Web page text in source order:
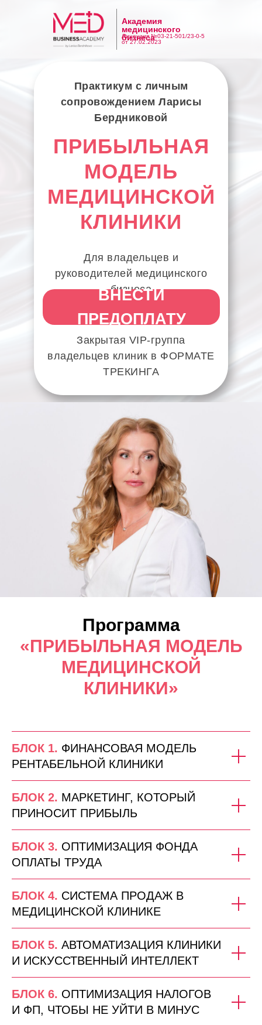
Лицензия №03-21-501/23-0-5
от 27.02.2023
Академия
медицинского
бизнеса
ПРИБЫЛЬНАЯ
МОДЕЛЬ
МЕДИЦИНСКОЙ
КЛИНИКИ
Закрытая VIP‑группа
владельцев клиник в ФОРМАТЕ
ТРЕКИНГА
Для владельцев и
руководителей медицинского
бизнеса
Практикум с личным
сопровождением Ларисы
Бердниковой
ВНЕСТИ
ПРЕДОПЛАТУ
Программа
«ПРИБЫЛЬНАЯ МОДЕЛЬ
МЕДИЦИНСКОЙ
КЛИНИКИ»
БЛОК 1. ФИНАНСОВАЯ МОДЕЛЬ
РЕНТАБЕЛЬНОЙ КЛИНИКИ
БЛОК 2. МАРКЕТИНГ, КОТОРЫЙ
ПРИНОСИТ ПРИБЫЛЬ
БЛОК 3. ОПТИМИЗАЦИЯ ФОНДА
ОПЛАТЫ ТРУДА
БЛОК 4. СИСТЕМА ПРОДАЖ В
МЕДИЦИНСКОЙ КЛИНИКЕ
БЛОК 5. АВТОМАТИЗАЦИЯ КЛИНИКИ
И ИСКУССТВЕННЫЙ ИНТЕЛЛЕКТ
БЛОК 6. ОПТИМИЗАЦИЯ НАЛОГОВ
И ФП, ЧТОБЫ НЕ УЙТИ В МИНУС